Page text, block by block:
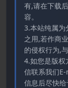
有,请在下载
容。
3.本站纯属为
之用,若作商
的侵权行为,
4.如您是版权
信联系我们
信息后尽快